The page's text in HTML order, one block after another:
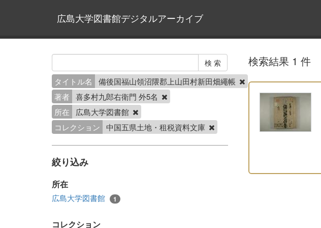
広島大学図書館デジタルアーカイブ
タイトル名
備後国福山領沼隈郡上山田村新田畑繩帳
著者
喜多村九郎右衛門 外5名
所在
広島大学図書館
コレクション
中国五県土地・租税資料文庫
絞り込み
所在
広島大学図書館 1
コレクション
検索結果 1 件